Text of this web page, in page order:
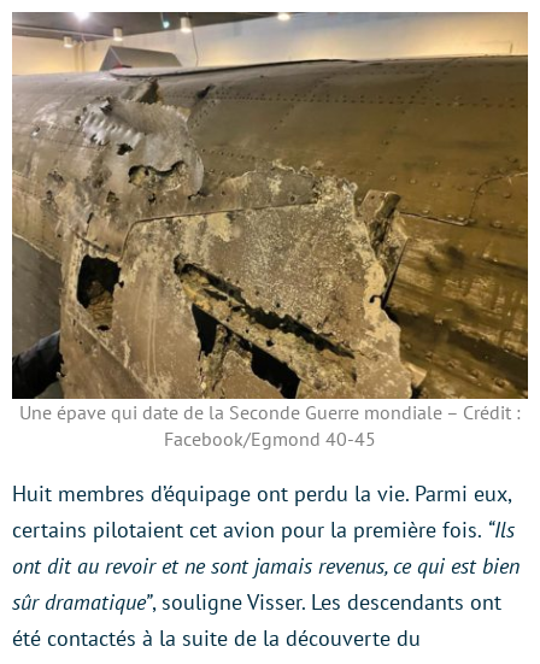
Une épave qui date de la Seconde Guerre mondiale – Crédit :
Facebook/Egmond 40-45
Huit membres d’équipage ont perdu la vie. Parmi eux,
certains pilotaient cet avion pour la première fois. “Ils
ont dit au revoir et ne sont jamais revenus, ce qui est bien
sûr dramatique”, souligne Visser. Les descendants ont
été contactés à la suite de la découverte du